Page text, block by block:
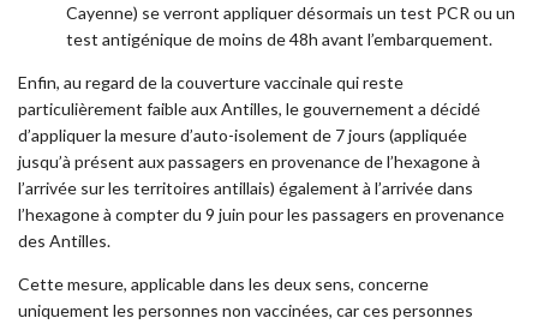
Cayenne) se verront appliquer désormais un test PCR ou un
test antigénique de moins de 48h avant l’embarquement.
Enfin, au regard de la couverture vaccinale qui reste
particulièrement faible aux Antilles, le gouvernement a décidé
d’appliquer la mesure d’auto-isolement de 7 jours (appliquée
jusqu’à présent aux passagers en provenance de l’hexagone à
l’arrivée sur les territoires antillais) également à l’arrivée dans
l’hexagone à compter du 9 juin pour les passagers en provenance
des Antilles.
Cette mesure, applicable dans les deux sens, concerne
uniquement les personnes non vaccinées, car ces personnes